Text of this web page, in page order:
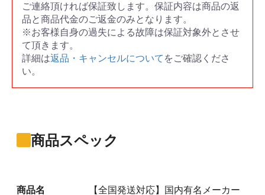
ご連絡頂ければ保証致します。保証内容は商品の返
品と商品代金のご返金のみとなります。
※お客様自身の過失による故障は保証対象外とさせ
て頂きます。
詳細は返品・キャンセルについて をご確認くださ
い。
商品スペック
商品名
【全国発送対応】国内有名メーカー